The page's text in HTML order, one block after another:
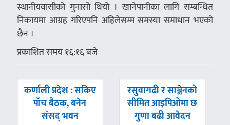
स्थानीयवासीको गुनासो थियो । खानेपानीका लागि सम्बन्धित
निकायमा आग्रह गरिएपनि अहिलेसम्म समस्या समाधान भएको
छैन ।
प्रकाशित समय १६:१६ बजे
पछिल्लाे
कर्णाली प्रदेश : सकिए
पाँच बैठक, बनेन
संसद् भवन
अघिल्लाे
-
रसुवागढी र साञ्जेनको
सीमित आइपिओमा छ
गुणा बढी आवेदन